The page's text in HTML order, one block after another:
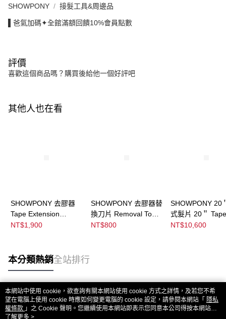
SHOWPONY 接髮工具&周邊品
▌爸氣加碼✦全館滿額回饋10%會員點數
評價
喜歡這個商品嗎？購買後給他一個好評吧
其他人也在看
SHOWPONY 去膠器
Tape Extension
Removal Tool
NT$1,900
SHOWPONY 去膠器替
換刀片 Removal Tool
Blades
NT$800
SHOWPONY 20
式髮片 20＂ Tape
Extensions
NT$10,600
本分類熱銷全站排行
熱門標籤
本網站中使用 cookie，欲查詢有關本網站使用 cookie 方式之詳情，及若您不希
望在電腦上使用 cookie 時應如何變更電腦的 cookie 設定，請參閱本網站「 隱私
權條款 」之 Cookie 聲明。您繼續使用本網站即表示您同意本公司得按本網站使
用條款之 Cookie 聲明使用 cookie。
了解更多 >